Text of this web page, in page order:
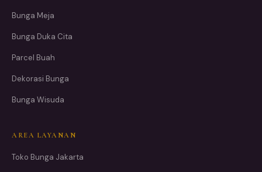
Bunga Meja
Bunga Duka Cita
Parcel Buah
Dekorasi Bunga
Bunga Wisuda
AREA LAYANAN
Toko Bunga Jakarta